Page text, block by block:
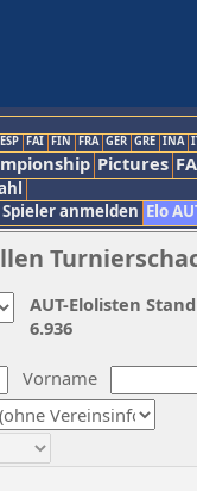
ESP FAI FIN FRA GER GRE INA
Pictures
Spieler anmelden Elo
Vorname
AUT-Elolisten
6.936